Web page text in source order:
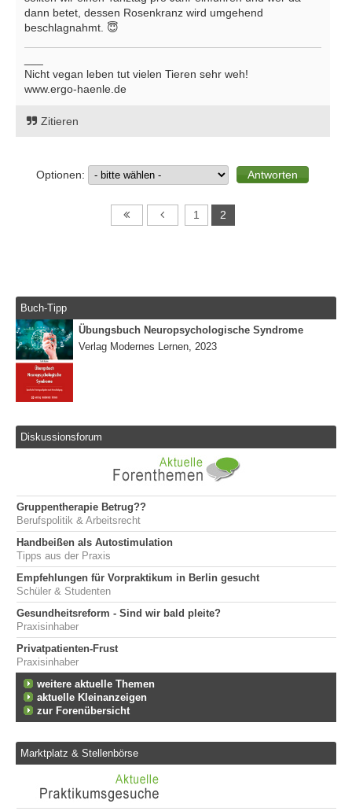
dann betet, dessen Rosenkranz wird umgehend
beschlagnahmt. 😇
Nicht vegan leben tut vielen Tieren sehr weh!
www.ergo-haenle.de
Zitieren
Optionen:
1 2
Buch-Tipp
Übungsbuch Neuropsychologische Syndrome
Verlag Modernes Lernen, 2023
Diskussionsforum
Gruppentherapie Betrug??
Berufspolitik & Arbeitsrecht
Handbeißen als Autostimulation
Tipps aus der Praxis
Empfehlungen für Vorpraktikum in Berlin gesucht
Schüler & Studenten
Gesundheitsreform - Sind wir bald pleite?
Praxisinhaber
Privatpatienten-Frust
Praxisinhaber
weitere aktuelle Themen
aktuelle Kleinanzeigen
zur Forenübersicht
Marktplatz & Stellenbörse